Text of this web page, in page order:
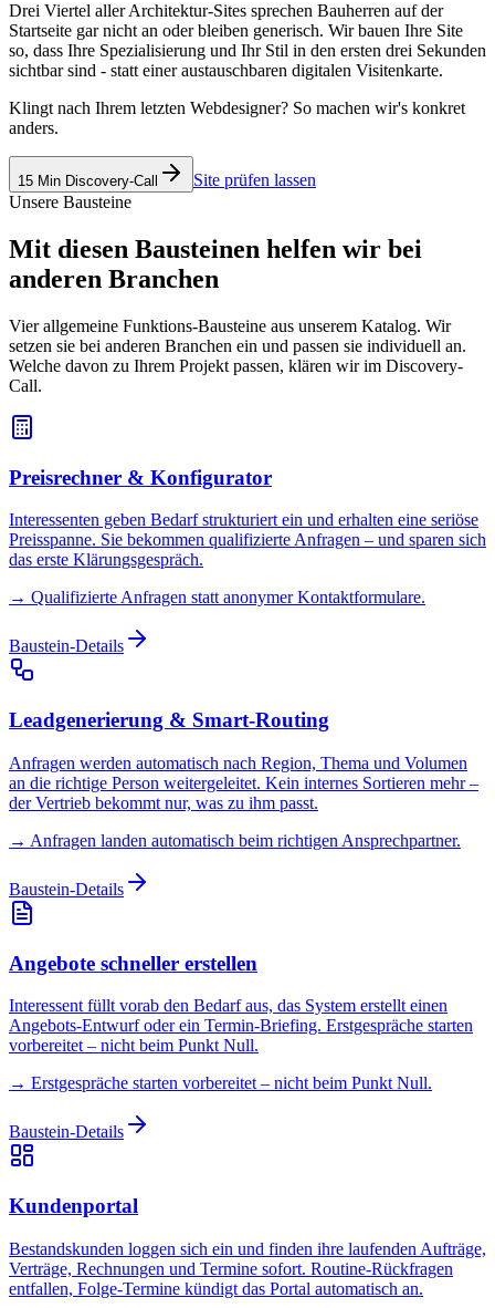
Drei Viertel aller Architektur-Sites sprechen Bauherren auf der
Startseite gar nicht an oder bleiben generisch. Wir bauen Ihre Site
so, dass Ihre Spezialisierung und Ihr Stil in den ersten drei Sekunden
sichtbar sind - statt einer austauschbaren digitalen Visitenkarte.
Klingt nach Ihrem letzten Webdesigner? So machen wir's konkret
anders.
15 Min Discovery-Call
Site prüfen lassen
Unsere Bausteine
Mit diesen Bausteinen helfen wir bei
anderen Branchen
Vier allgemeine Funktions-Bausteine aus unserem Katalog. Wir
setzen sie bei anderen Branchen ein und passen sie individuell an.
Welche davon zu Ihrem Projekt passen, klären wir im Discovery-
Call.
Preisrechner & Konfigurator
Interessenten geben Bedarf strukturiert ein und erhalten eine seriöse
Preisspanne. Sie bekommen qualifizierte Anfragen – und sparen sich
das erste Klärungsgespräch.
→ Qualifizierte Anfragen statt anonymer Kontaktformulare.
Baustein-Details
Leadgenerierung & Smart-Routing
Anfragen werden automatisch nach Region, Thema und Volumen
an die richtige Person weitergeleitet. Kein internes Sortieren mehr –
der Vertrieb bekommt nur, was zu ihm passt.
→ Anfragen landen automatisch beim richtigen Ansprechpartner.
Baustein-Details
Angebote schneller erstellen
Interessent füllt vorab den Bedarf aus, das System erstellt einen
Angebots-Entwurf oder ein Termin-Briefing. Erstgespräche starten
vorbereitet – nicht beim Punkt Null.
→ Erstgespräche starten vorbereitet – nicht beim Punkt Null.
Baustein-Details
Kundenportal
Bestandskunden loggen sich ein und finden ihre laufenden Aufträge,
Verträge, Rechnungen und Termine sofort. Routine-Rückfragen
entfallen, Folge-Termine kündigt das Portal automatisch an.